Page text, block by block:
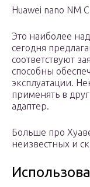
Huawei nano NM
Это наиболее
сегодня
соответствуют
способны
эксплуатации.
применять в
адаптер.
Больше про
неизвестных и